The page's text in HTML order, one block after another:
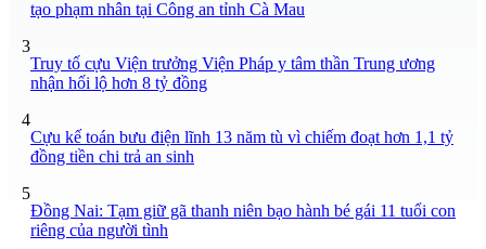
tạo phạm nhân tại Công an tỉnh Cà Mau
3
Truy tố cựu Viện trưởng Viện Pháp y tâm thần Trung ương
nhận hối lộ hơn 8 tỷ đồng
4
Cựu kế toán bưu điện lĩnh 13 năm tù vì chiếm đoạt hơn 1,1 tỷ
đồng tiền chi trả an sinh
5
Đồng Nai: Tạm giữ gã thanh niên bạo hành bé gái 11 tuổi con
riêng của người tình